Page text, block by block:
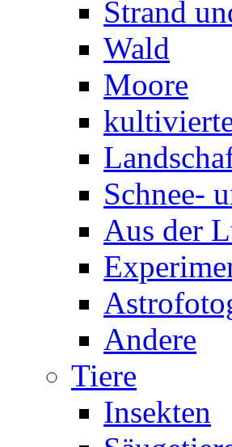
Strand
Wald
Moore
Schnee-
Aus der
Andere
Tiere
Insekten